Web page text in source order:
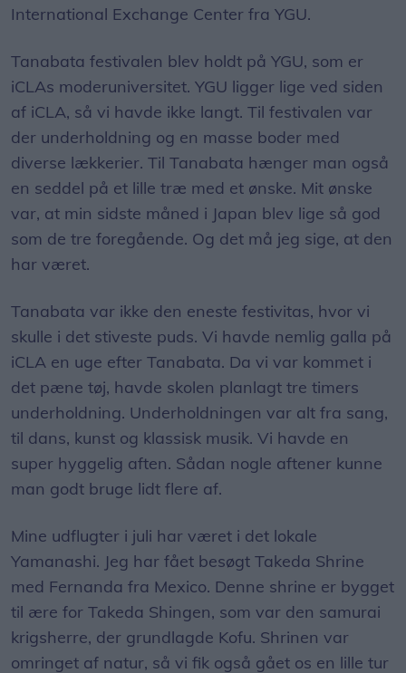
International Exchange Center fra YGU.
Tanabata festivalen blev holdt på YGU, som er
iCLAs moderuniversitet. YGU ligger lige ved siden
af iCLA, så vi havde ikke langt. Til festivalen var
der underholdning og en masse boder med
diverse lækkerier. Til Tanabata hænger man også
en seddel på et lille træ med et ønske. Mit ønske
var, at min sidste måned i Japan blev lige så god
som de tre foregående. Og det må jeg sige, at den
har været.
Tanabata var ikke den eneste festivitas, hvor vi
skulle i det stiveste puds. Vi havde nemlig galla på
iCLA en uge efter Tanabata. Da vi var kommet i
det pæne tøj, havde skolen planlagt tre timers
underholdning. Underholdningen var alt fra sang,
til dans, kunst og klassisk musik. Vi havde en
super hyggelig aften. Sådan nogle aftener kunne
man godt bruge lidt flere af.
Mine udflugter i juli har været i det lokale
Yamanashi. Jeg har fået besøgt Takeda Shrine
med Fernanda fra Mexico. Denne shrine er bygget
til ære for Takeda Shingen, som var den samurai
krigsherre, der grundlagde Kofu. Shrinen var
omringet af natur, så vi fik også gået os en lille tur